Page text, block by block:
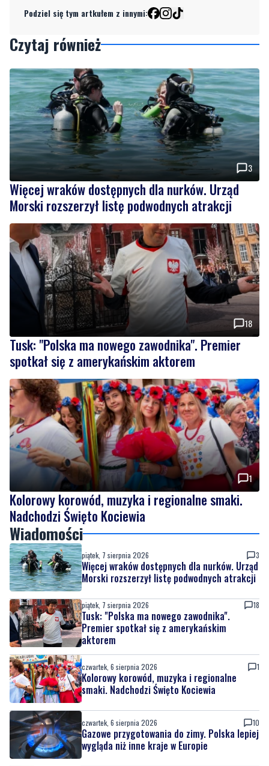
Podziel się tym artkułem z innymi:
Czytaj również
3
Więcej wraków dostępnych dla nurków. Urząd
Morski rozszerzył listę podwodnych atrakcji
18
Tusk: "Polska ma nowego zawodnika". Premier
spotkał się z amerykańskim aktorem
1
Kolorowy korowód, muzyka i regionalne smaki.
Nadchodzi Święto Kociewia
Wiadomości
piątek, 7 sierpnia 2026 3
Więcej wraków dostępnych dla nurków. Urząd
Morski rozszerzył listę podwodnych atrakcji
piątek, 7 sierpnia 2026 18
Tusk: "Polska ma nowego zawodnika".
Premier spotkał się z amerykańskim
aktorem
czwartek, 6 sierpnia 2026 1
Kolorowy korowód, muzyka i regionalne
smaki. Nadchodzi Święto Kociewia
czwartek, 6 sierpnia 2026 10
Gazowe przygotowania do zimy. Polska lepiej
wygląda niż inne kraje w Europie